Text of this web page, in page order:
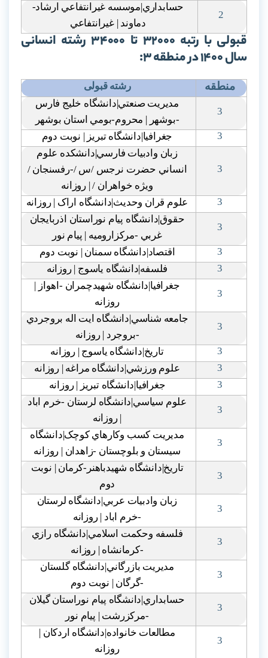
2
حسابداري|موسسه غيرانتفاعي ارشاد-
دماوند | غيرانتفاعي
قبولی با رتبه 32000 تا 34000 رشته انسانی
سال 1400 در منطقه 3:
منطقه رشته قبولی
3
مديريت صنعتي|دانشگاه خليج فارس
-بوشهر | محروم-بومي استان بوشهر
3
جغرافيا|دانشگاه تبريز | نوبت دوم
3
زبان وادبيات فارسي|دانشکده علوم
انساني حضرت نرجس /س /-رفسنجان /
ويژه خواهران / | روزانه
3
علوم قران وحديث|دانشگاه اراک | روزانه
3
حقوق|دانشگاه پيام نوراستان اذربايجان
غربي -مرکزاروميه | پيام نور
3
اقتصاد|دانشگاه سمنان | نوبت دوم
3
فلسفه|دانشگاه ياسوج | روزانه
3
جغرافيا|دانشگاه شهيدچمران -اهواز |
روزانه
3
جامعه شناسي|دانشگاه ايت اله بروجردي
-بروجرد | روزانه
3
تاريخ|دانشگاه ياسوج | روزانه
3
علوم ورزشي|دانشگاه مراغه | روزانه
3
جغرافيا|دانشگاه تبريز | روزانه
3
علوم سياسي|دانشگاه لرستان -خرم اباد
| روزانه
3
مديريت کسب وکارهاي کوچک|دانشگاه
سيستان و بلوچستان -زاهدان | روزانه
3
تاريخ|دانشگاه شهيدباهنر-کرمان | نوبت
دوم
3
زبان وادبيات عربي|دانشگاه لرستان
-خرم اباد | روزانه
3
فلسفه وحکمت اسلامي|دانشگاه رازي
-کرمانشاه | روزانه
3
مديريت بازرگاني|دانشگاه گلستان
-گرگان | نوبت دوم
3
حسابداري|دانشگاه پيام نوراستان گيلان
-مرکزرشت | پيام نور
3
مطالعات خانواده|دانشگاه اردکان |
روزانه